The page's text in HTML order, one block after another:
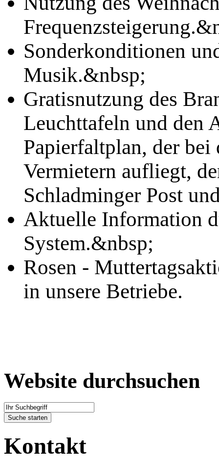
Sonderkonditionen
Musik.&nbsp;
Gratisnutzung des
Leuchttafeln und den
Papierfaltplan, der
Vermietern aufliegt,
Schladminger Post
Aktuelle Information
System.&nbsp;
Rosen -
in unsere Betriebe.
Website durchsuchen
Kontakt